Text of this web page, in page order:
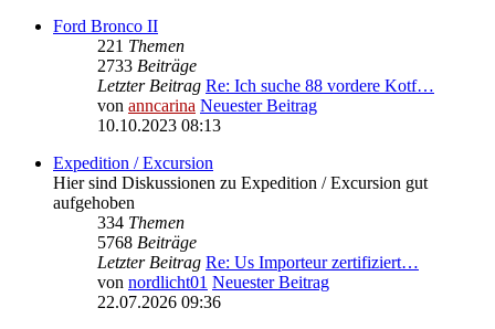
Ford Bronco II
221 Themen
2733 Beiträge
Letzter Beitrag Re: Ich suche 88 vordere Kotf…
von anncarina Neuester Beitrag
10.10.2023 08:13
Expedition / Excursion
Hier sind Diskussionen zu Expedition / Excursion gut
aufgehoben
334 Themen
5768 Beiträge
Letzter Beitrag Re: Us Importeur zertifiziert…
von nordlicht01 Neuester Beitrag
22.07.2026 09:36